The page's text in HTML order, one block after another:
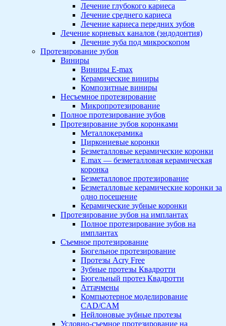
Лечение глубокого кариеса
Лечение среднего кариеса
Лечение кариеса передних зубов
Лечение корневых каналов (эндодонтия)
Лечение зуба под микроскопом
Протезирование зубов
Виниры
Виниры E-max
Керамические виниры
Композитные виниры
Несъемное протезирование
Микропротезирование
Полное протезирование зубов
Протезирование зубов коронками
Металлокерамика
Циркониевые коронки
Безметалловые керамические коронки
E.max — безметалловая керамическая
коронка
Безметалловое протезирование
Безметалловые керамические коронки за
одно посещение
Керамические зубные коронки
Протезирование зубов на имплантах
Полное протезирование зубов на
имплантах
Съемное протезирование
Бюгельное протезирование
Протезы Acry Free
Зубные протезы Квадротти
Бюгельный протез Квадротти
Аттачмены
Компьютерное моделирование
CAD/CAM
Нейлоновые зубные протезы
Условно-съемное протезирование на